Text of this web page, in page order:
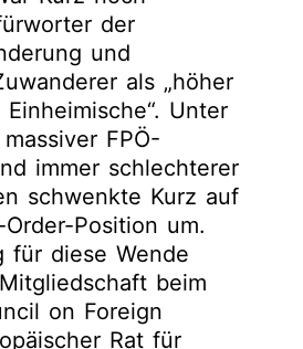
der
und
als „höher
Unter
FPÖ-
immer schlechterer
schwenkte Kurz auf
Position um.
für diese Wende
beim
on Foreign
Rat für